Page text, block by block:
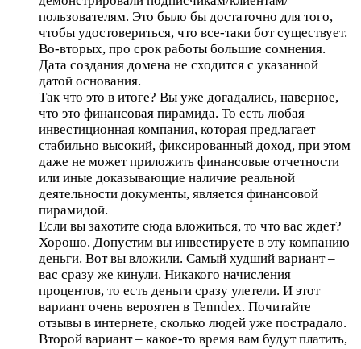
пользователям. Это было бы достаточно для того,
чтобы удостовериться, что все-таки бот существует.
Во-вторых, про срок работы большие сомнения.
Дата создания домена не сходится с указанной
датой основания.
Так что это в итоге? Вы уже догадались, наверное,
что это финансовая пирамида. То есть любая
инвестиционная компания, которая предлагает
стабильно высокий, фиксированный доход, при этом
даже не может приложить финансовые отчетности
или иные доказывающие наличие реальной
деятельности документы, является финансовой
пирамидой.
Если вы захотите сюда вложиться, то что вас ждет?
Хорошо. Допустим вы инвестируете в эту компанию
деньги. Вот вы вложили. Самый худший вариант –
вас сразу же кинули. Никакого начисления
процентов, то есть деньги сразу улетели. И этот
вариант очень вероятен в Tenndex. Почитайте
отзывы в интернете, сколько людей уже пострадало.
Второй вариант – какое-то время вам будут платить,